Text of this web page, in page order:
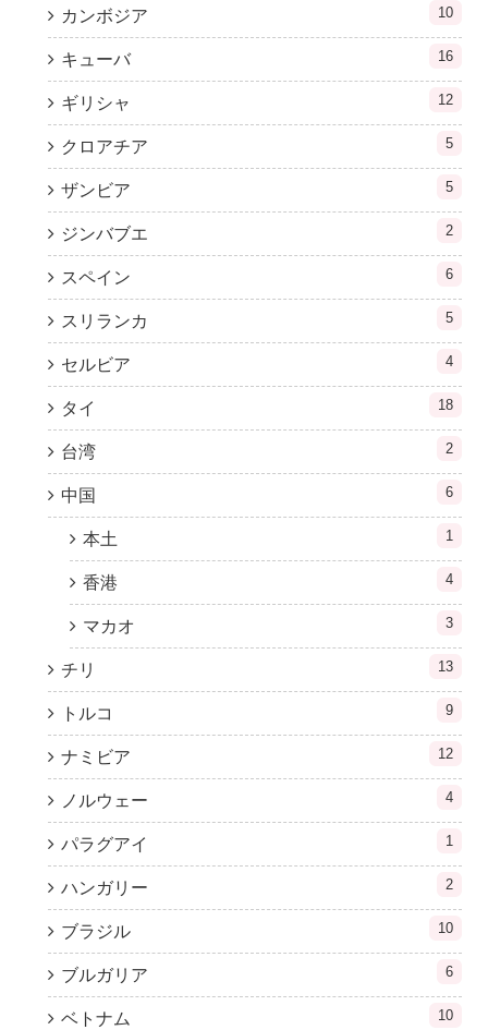
カンボジア 10
キューバ 16
ギリシャ 12
クロアチア 5
ザンビア 5
ジンバブエ 2
スペイン 6
スリランカ 5
セルビア 4
タイ 18
台湾 2
中国 6
本土 1
香港 4
マカオ 3
チリ 13
トルコ 9
ナミビア 12
ノルウェー 4
パラグアイ 1
ハンガリー 2
ブラジル 10
ブルガリア 6
ベトナム 10